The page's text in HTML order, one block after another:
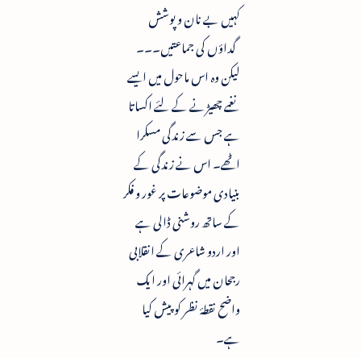
کہیں بے نان و پوشش
گداؤں کی جماعتیں۔۔۔
لیکن وہ اس ماحول میں ایسے
نغمے چھیڑنے کے لئے اکساتا
ہے جس سے زندگی مسکرا
اٹھے۔ اس نے زندگی کے
بنیادی موضوعات پر غور و فکر
کے ساتھ روشنی ڈالی ہے
اور اردو شاعری کے انقلابی
رجحان میں گہرائی اور ایک
واضح نقطۂ نظر کو پیش کیا
ہے۔